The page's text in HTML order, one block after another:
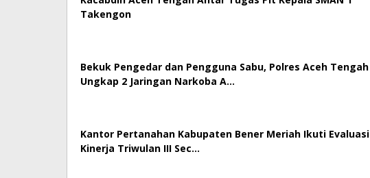
Takengon
Bekuk Pengedar dan Pengguna Sabu, Polres Aceh Tengah
Ungkap 2 Jaringan Narkoba A…
Kantor Pertanahan Kabupaten Bener Meriah Ikuti Evaluasi
Kinerja Triwulan III Sec…